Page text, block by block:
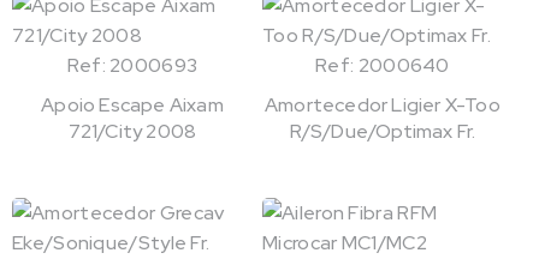
Ref: 2000693
Apoio Escape Aixam
721/City 2008
Ref: 2000640
Amortecedor Ligier X-Too
R/S/Due/Optimax Fr.